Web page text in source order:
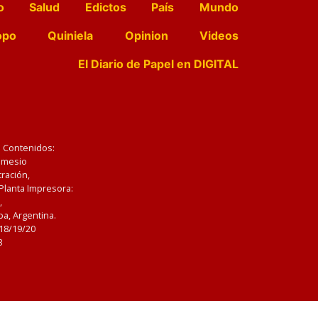
Salud Edictos País
Mundo
Quiniela Opinion
Videos
El Diario de Papel en DIGITAL
Impresora:
Argentina.
19/20